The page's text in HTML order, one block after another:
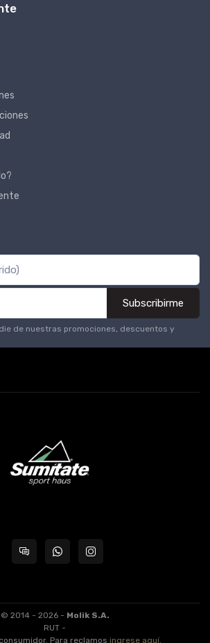
Subscribirme
de nuestras promociones, descuentos y
© 2014 - 2026 - Molik S.A.
RUT -
Para reclamos ingrese aquí.